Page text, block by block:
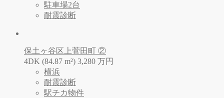
駐車場2台
耐震診断
保土ヶ谷区上菅田町 ②
4DK (84.87 m²) 3,280 万円
横浜
耐震診断
駅チカ物件